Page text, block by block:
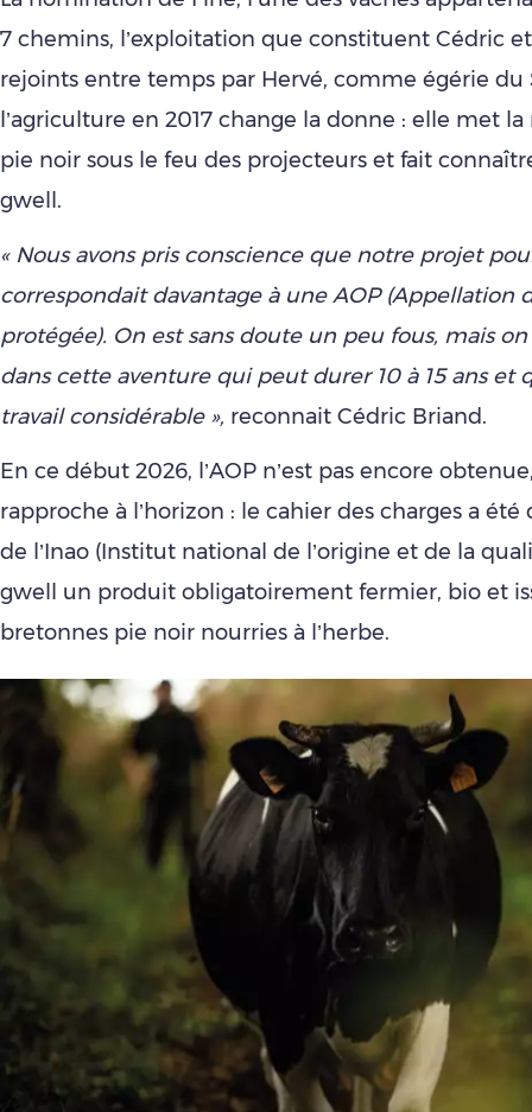
7 chemins, l’exploitation que constituent Cédric
rejoints entre temps par Hervé, comme égérie du
l’agriculture en 2017 change la donne : elle met
pie noir sous le feu des projecteurs et fait
gwell.
« Nous avons pris conscience que notre projet
correspondait davantage à une AOP (Appellation
protégée). On est sans doute un peu fous, mais on
dans cette aventure qui peut durer 10 à 15 ans et
travail considérable », reconnait Cédric Briand.
En ce début 2026, l’AOP n’est pas encore
rapproche à l’horizon : le cahier des charges a été
de l’Inao (Institut national de l’origine et de la
gwell un produit obligatoirement fermier, bio et
bretonnes pie noir nourries à l’herbe.